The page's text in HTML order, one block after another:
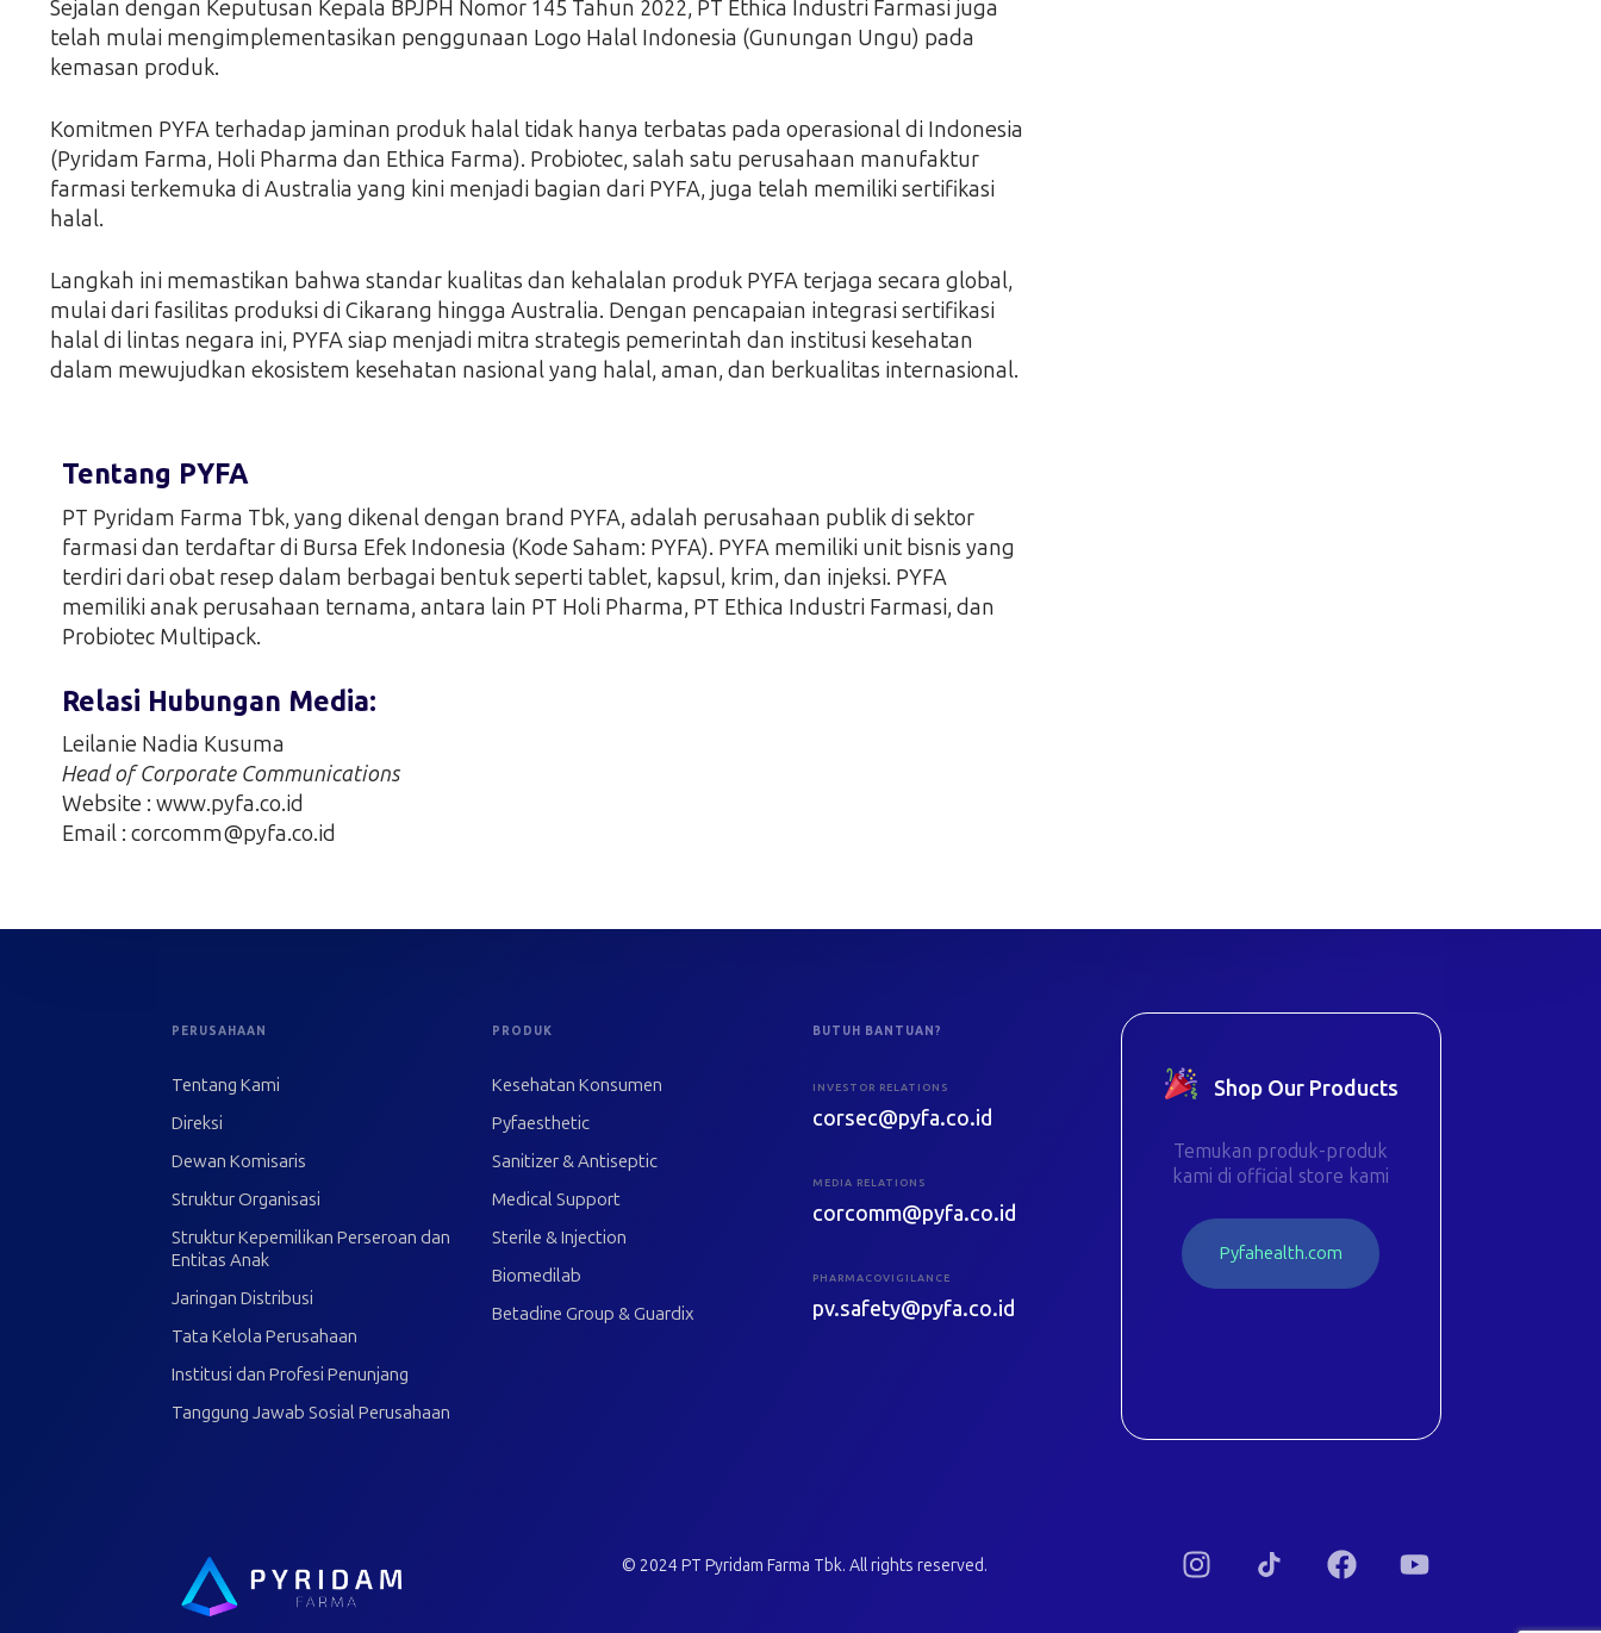
Sejalan dengan Keputusan Kepala BPJPH Nomor 145 Tahun 2022, PT Ethica Industri Farmasi juga
telah mulai mengimplementasikan penggunaan Logo Halal Indonesia (Gunungan Ungu) pada
kemasan produk.
Komitmen PYFA terhadap jaminan produk halal tidak hanya terbatas pada operasional di Indonesia
(Pyridam Farma, Holi Pharma dan Ethica Farma). Probiotec, salah satu perusahaan manufaktur
farmasi terkemuka di Australia yang kini menjadi bagian dari PYFA, juga telah memiliki sertifikasi
halal.
Langkah ini memastikan bahwa standar kualitas dan kehalalan produk PYFA terjaga secara global,
mulai dari fasilitas produksi di Cikarang hingga Australia. Dengan pencapaian integrasi sertifikasi
halal di lintas negara ini, PYFA siap menjadi mitra strategis pemerintah dan institusi kesehatan
dalam mewujudkan ekosistem kesehatan nasional yang halal, aman, dan berkualitas internasional.
Tentang PYFA
PT Pyridam Farma Tbk, yang dikenal dengan brand PYFA, adalah perusahaan publik di sektor
farmasi dan terdaftar di Bursa Efek Indonesia (Kode Saham: PYFA). PYFA memiliki unit bisnis yang
terdiri dari obat resep dalam berbagai bentuk seperti tablet, kapsul, krim, dan injeksi. PYFA
memiliki anak perusahaan ternama, antara lain PT Holi Pharma, PT Ethica Industri Farmasi, dan
Probiotec Multipack.
Relasi Hubungan Media:
Leilanie Nadia Kusuma
Head of Corporate Communications
Website : www.pyfa.co.id
Email : corcomm@pyfa.co.id
PERUSAHAAN
Tentang Kami
Direksi
Dewan Komisaris
Struktur Organisasi
Struktur Kepemilikan Perseroan dan
Entitas Anak
Jaringan Distribusi
Tata Kelola Perusahaan
Institusi dan Profesi Penunjang
Tanggung Jawab Sosial Perusahaan
PRODUK
Kesehatan Konsumen
Pyfaesthetic
Sanitizer & Antiseptic
Medical Support
Sterile & Injection
Biomedilab
Betadine Group & Guardix
BUTUH BANTUAN?
INVESTOR RELATIONS
corsec@pyfa.co.id
MEDIA RELATIONS
corcomm@pyfa.co.id
PHARMACOVIGILANCE
pv.safety@pyfa.co.id
Shop Our Products
Temukan produk-produk
kami di official store kami
Pyfahealth.com
© 2024 PT Pyridam Farma Tbk. All rights reserved.